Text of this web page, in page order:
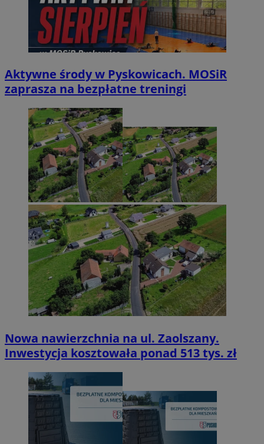
Aktywne środy w Pyskowicach. MOSiR
zaprasza na bezpłatne treningi
Nowa nawierzchnia na ul. Zaolszany.
Inwestycja kosztowała ponad 513 tys. zł